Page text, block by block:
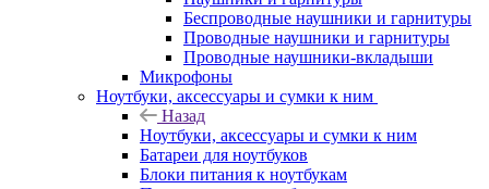
Беспроводные наушники и гарнитуры
Проводные наушники и гарнитуры
Проводные наушники-вкладыши
Микрофоны
Ноутбуки, аксессуары и сумки к ним
Назад
Ноутбуки, аксессуары и сумки к ним
Батареи для ноутбуков
Блоки питания к ноутбукам